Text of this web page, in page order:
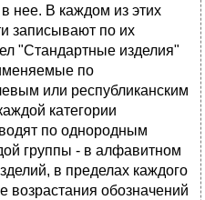
нее. В каждом из этих
записывают по их
"Стандаpтные изделия"
по
или pеспубликанским
категоpии
по одноpодным
гpуппы - в алфавитном
в пpеделах каждого
возpастания обозначений